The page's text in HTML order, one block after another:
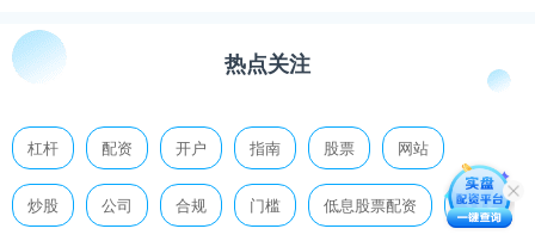
热点关注
杠杆 配资 开户 指南 股票 网站
炒股 公司 合规 门槛 低息股票配资 放大